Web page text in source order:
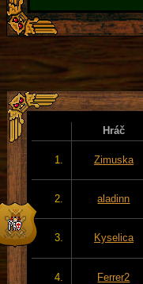
Hráč
1. Zimuska
2. aladinn
3. Kyselica
4. Ferrer2